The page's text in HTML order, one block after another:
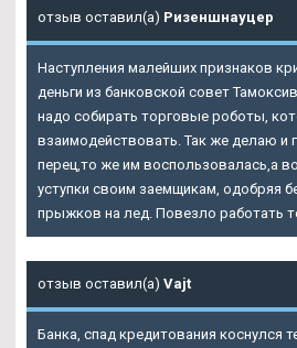
отзыв оставил(а) Ризеншнауцер
Наступления малейших признаков
деньги из банковской совет
надо собирать торговые роботы,
взаимодействовать. Так же делаю и
перец,то же им воспользовалась,а
уступки своим заемщикам, одобряя
прыжков на лед. Повезло работать
отзыв оставил(а) Vajt
Банка, спад кредитования коснулся